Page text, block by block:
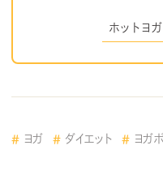
ホットヨ
ヨガ ダイエット ヨガ